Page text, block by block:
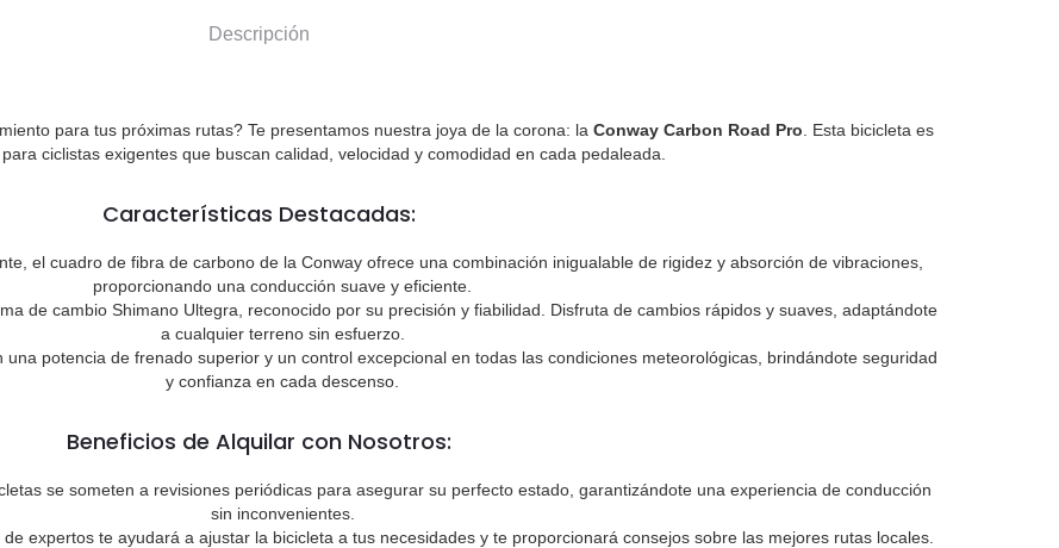
Descripción
para tus próximas rutas? Te presentamos nuestra joya de la corona: la Conway Carbon Road Pro . Esta bicicleta es
ciclistas exigentes que buscan calidad, velocidad y comodidad en cada pedaleada.
Características Destacadas:
el cuadro de fibra de carbono de la Conway ofrece una combinación inigualable de rigidez y absorción de vibraciones,
proporcionando una conducción suave y eficiente.
de cambio Shimano Ultegra, reconocido por su precisión y fiabilidad. Disfruta de cambios rápidos y suaves, adaptándote
a cualquier terreno sin esfuerzo.
una potencia de frenado superior y un control excepcional en todas las condiciones meteorológicas, brindándote seguridad
y confianza en cada descenso.
Beneficios de Alquilar con Nosotros:
se someten a revisiones periódicas para asegurar su perfecto estado, garantizándote una experiencia de conducción
sin inconvenientes.
expertos te ayudará a ajustar la bicicleta a tus necesidades y te proporcionará consejos sobre las mejores rutas locales.